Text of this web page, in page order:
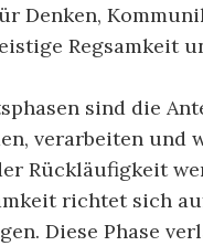
Denken,
Regsamkeit
sind die
verarbeiten und
Rückläufigkeit
richtet sich
Diese Phase